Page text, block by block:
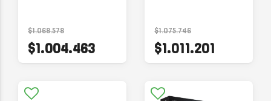
$1.068.578
$1.004.463
$1.075.746
$1.011.201